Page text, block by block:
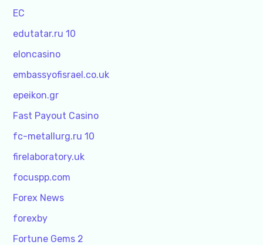
EC
edutatar.ru 10
eloncasino
embassyofisrael.co.uk
epeikon.gr
Fast Payout Casino
fc-metallurg.ru 10
firelaboratory.uk
focuspp.com
Forex News
forexby
Fortune Gems 2